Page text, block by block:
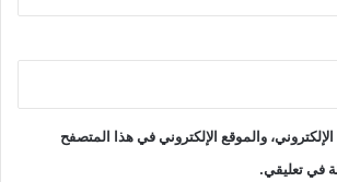
والموقع الإلكتروني في هذا المتصفح
في تعليقي.